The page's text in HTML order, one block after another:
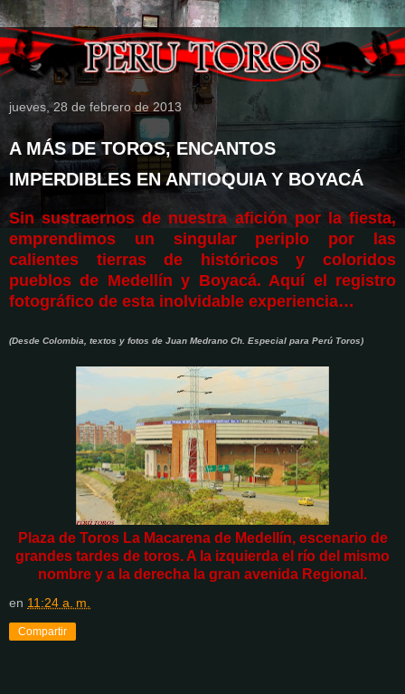
jueves, 28 de febrero de 2013
A MÁS DE TOROS, ENCANTOS
IMPERDIBLES EN ANTIOQUIA Y BOYACÁ
Sin sustraernos de nuestra afición por la fiesta,
emprendimos un singular periplo por las
calientes tierras de históricos y coloridos
pueblos de Medellín y Boyacá. Aquí el registro
fotográfico de esta inolvidable experiencia…
(Desde Colombia, textos y fotos de Juan Medrano Ch. Especial para Perú Toros)
Plaza de Toros La Macarena de Medellín, escenario de
grandes tardes de toros. A la izquierda el río del mismo
nombre y a la derecha la gran avenida Regional.
en 11:24 a. m.
Compartir